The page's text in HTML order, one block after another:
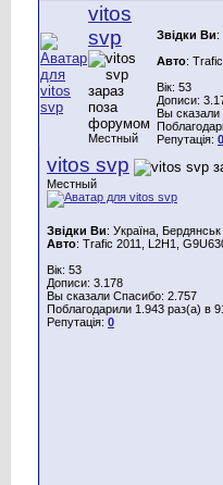
vitos
svp
Местный
Звідки Ви:
Авто:
Вік: 53
Дописи:
Вы
Репутація: 0
vitos svp
Местный
Звідки Ви: Україна, Бердянськ
Авто: Trafic 2011, L2H1,
Вік: 53
Дописи: 3.178
Вы сказали Спасибо: 2.757
Поблагодарили 1.943 раз(а) в
Репутація: 0